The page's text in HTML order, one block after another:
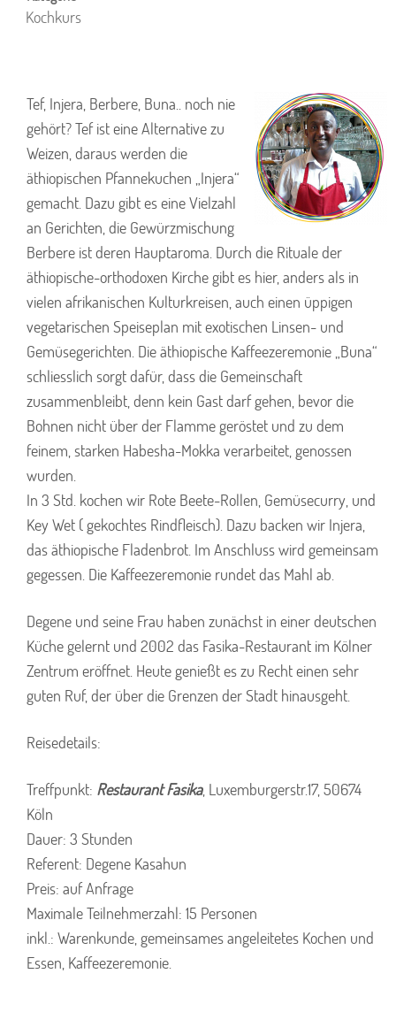
Kochkurs
Tef, Injera, Berbere, Buna.. noch nie
gehört? Tef ist eine Alternative zu
Weizen, daraus werden die
äthiopischen Pfannekuchen „Injera“
gemacht. Dazu gibt es eine Vielzahl
an Gerichten, die Gewürzmischung
Berbere ist deren Hauptaroma. Durch die Rituale der
äthiopische-orthodoxen Kirche gibt es hier, anders als in
vielen afrikanischen Kulturkreisen, auch einen üppigen
vegetarischen Speiseplan mit exotischen Linsen- und
Gemüsegerichten. Die äthiopische Kaffeezeremonie „Buna“
schliesslich sorgt dafür, dass die Gemeinschaft
zusammenbleibt, denn kein Gast darf gehen, bevor die
Bohnen nicht über der Flamme geröstet und zu dem
feinem, starken Habesha-Mokka verarbeitet, genossen
wurden.
In 3 Std. kochen wir Rote Beete-Rollen, Gemüsecurry, und
Key Wet ( gekochtes Rindfleisch). Dazu backen wir Injera,
das äthiopische Fladenbrot. Im Anschluss wird gemeinsam
gegessen. Die Kaffeezeremonie rundet das Mahl ab.
Degene und seine Frau haben zunächst in einer deutschen
Küche gelernt und 2002 das Fasika-Restaurant im Kölner
Zentrum eröffnet. Heute genießt es zu Recht einen sehr
guten Ruf, der über die Grenzen der Stadt hinausgeht.
Reisedetails:
Treffpunkt: Restaurant Fasika, Luxemburgerstr.17, 50674
Köln
Dauer: 3 Stunden
Referent: Degene Kasahun
Preis: auf Anfrage
Maximale Teilnehmerzahl: 15 Personen
inkl.: Warenkunde, gemeinsames angeleitetes Kochen und
Essen, Kaffeezeremonie.